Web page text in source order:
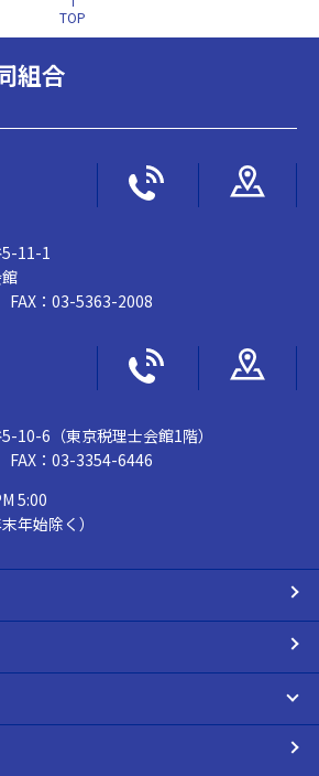
TOP
組合
11-1
：03-5363-2008
10-6（東京税理士会館1階）
：03-3354-6446
5:00
年始除く）